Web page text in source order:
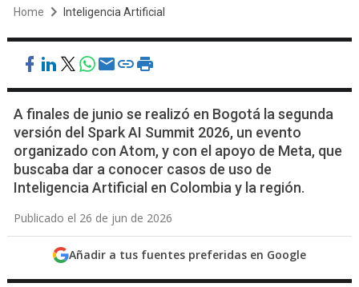
Home Inteligencia Artificial
A finales de junio se realizó en Bogotá la segunda
versión del Spark AI Summit 2026, un evento
organizado con Atom, y con el apoyo de Meta, que
buscaba dar a conocer casos de uso de
Inteligencia Artificial en Colombia y la región.
Publicado el 26 de jun de 2026
Añadir a tus fuentes preferidas en Google